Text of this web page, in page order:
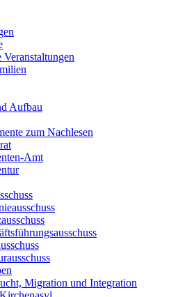
Aufbau
zum Nachlesen
Amt
Migration und Integration